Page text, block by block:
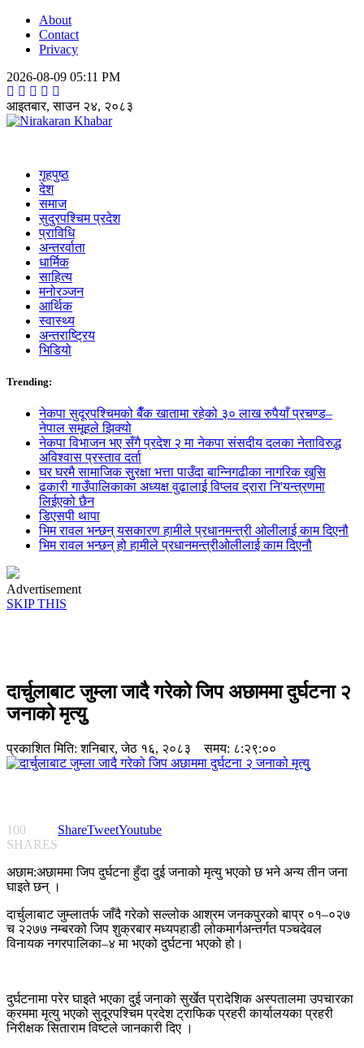
About
Contact
Privacy
2026-08-09 05:11 PM
आइतबार, साउन २४, २०८३
गृहपुष्ठ
देश
समाज
सुदुरपश्चिम प्रदेश
प्राविधि
अन्तरर्वाता
धार्मिक
साहित्य
मनोरञ्जन
आर्थिक
स्वास्थ्य
अन्तराष्ट्रिय
भिडियो
Trending:
नेकपा सुदूरपश्चिमको बैँक खातामा रहेको ३० लाख रुपैयाँ प्रचण्ड–
नेपाल समूहले झिक्य‍ो
नेकपा विभाजन भए सँगै प्रदेश २ मा नेकपा संसदीय दलका नेताविरुद्ध
अविश्वास प्रस्ताव दर्ता
घर घरमै सामाजिक सुुरक्षा भत्ता पाउँदा बान्निगढीका नागरिक खुसि
ढकारी गाउँपालिकाका अध्यक्ष वुढालाई विप्लव द्रारा नि'यन्त्रणमा
लिईएको छैन
डिएसपी थापा
भिम रावल भन्छन् यसकारण हामीले प्रधानमन्त्री ओलीलाई काम दिएनौ
भिम रावल भन्छन् हो हामीले प्रधानमन्त्रीओलीलाई काम दिएनौ
Advertisement
SKIP THIS
दार्चुलाबाट जुम्ला जादै गरेको जिप अछाममा दुर्घटना २
जनाको मृत्युु
प्रकाशित मिति:शनिबार, जेठ १६, २०८३ समय: ८:२९:००
100
SHARES
ShareTweetYoutube
अछाम:अछाममा जिप दुर्घटना हुँदा दुई जनाको मृत्यु भएको छ भने अन्य तीन जना
घाइते छन् ।
दार्चुलाबाट जुम्लातर्फ जाँदै गरेको सल्लोक आश्रम जनकपुरको बाप्र ०१–०२७
च २२७७ नम्बरको जिप शुक्रबार मध्यपहाडी लोकमार्गअन्तर्गत पञ्चदेवल
विनायक नगरपालिका–४ मा भएको दुर्घटना भएको हो।
दुर्घटनामा परेर घाइते भएका दुई जनाको सुर्खेत प्रादेशिक अस्पतालमा उपचारका
क्रममा मृत्यु भएको सुदूरपश्चिम प्रदेश ट्राफिक प्रहरी कार्यालयका प्रहरी
निरीक्षक सिताराम विष्टले जानकारी दिए ।